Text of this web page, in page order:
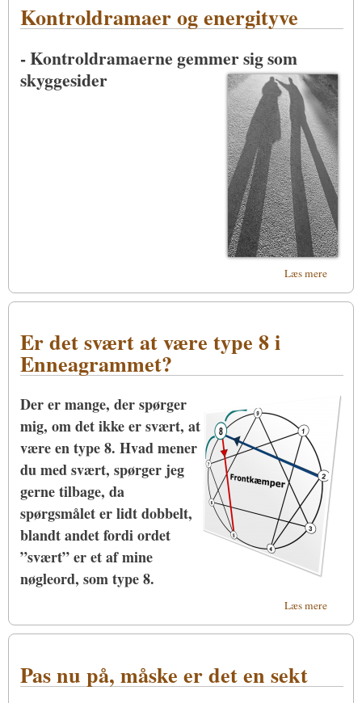
Kontroldramaer og energityve
- Kontroldramaerne gemmer sig som
skyggesider
Læs mereom
og
Er det svært at være type 8 i
Enneagrammet?
Der er mange, der spørger
mig, om det ikke er svært, at
være en type 8. Hvad mener
du med svært, spørger jeg
gerne tilbage, da
spørgsmålet er lidt dobbelt,
blandt andet fordi ordet
”svært” er et af mine
nøgleord, som type 8.
Læs mereom Er
at
Pas nu på, måske er det en sekt